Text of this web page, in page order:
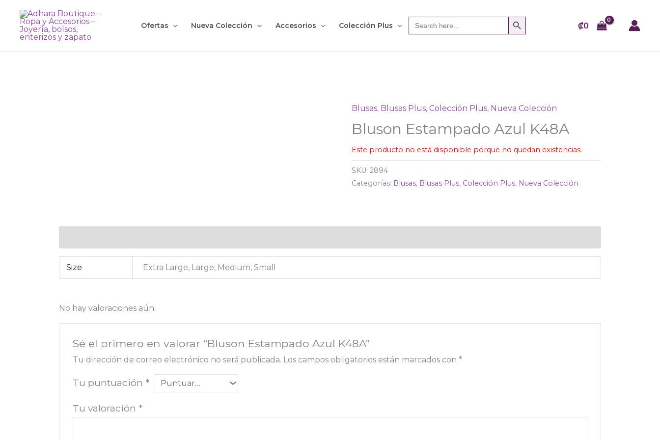
contenido
Ofertas Nueva Colección Accesorios Colección Plus
Search
for:
SEARCH BUTTON
₡0
Blusas, Blusas Plus,Colección Plus, Nueva Colección
Bluson Estampado Azul K48A
Este producto no está disponible porque no quedan existencias.
SKU:2894
Categorías: Blusas, Blusas Plus, Colección Plus, Nueva Colección
Size Extra Large, Large, Medium, Small
No hay valoraciones aún.
Sé el primero en valorar “Bluson Estampado Azul K48A”
Tu dirección de correo electrónico no será publicada. Los campos obligatorios están marcados con *
Tu puntuación *
Tu valoración *